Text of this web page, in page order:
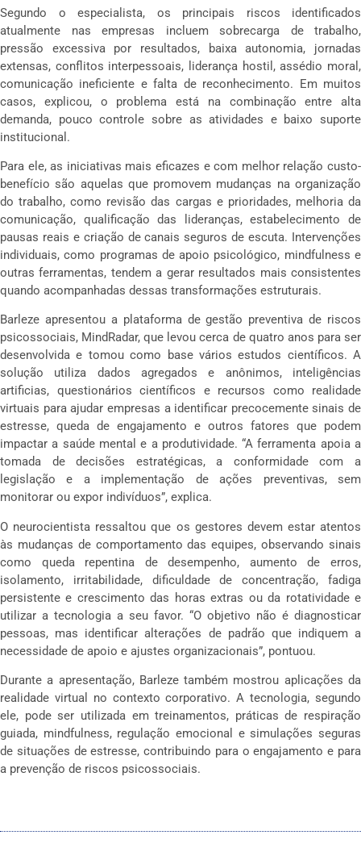
Segundo o especialista, os principais riscos identificados
atualmente nas empresas incluem sobrecarga de trabalho,
pressão excessiva por resultados, baixa autonomia, jornadas
extensas, conflitos interpessoais, liderança hostil, assédio moral,
comunicação ineficiente e falta de reconhecimento. Em muitos
casos, explicou, o problema está na combinação entre alta
demanda, pouco controle sobre as atividades e baixo suporte
institucional.
Para ele, as iniciativas mais eficazes e com melhor relação custo-
benefício são aquelas que promovem mudanças na organização
do trabalho, como revisão das cargas e prioridades, melhoria da
comunicação, qualificação das lideranças, estabelecimento de
pausas reais e criação de canais seguros de escuta. Intervenções
individuais, como programas de apoio psicológico, mindfulness e
outras ferramentas, tendem a gerar resultados mais consistentes
quando acompanhadas dessas transformações estruturais.
Barleze apresentou a plataforma de gestão preventiva de riscos
psicossociais, MindRadar, que levou cerca de quatro anos para ser
desenvolvida e tomou como base vários estudos científicos. A
solução utiliza dados agregados e anônimos, inteligências
artificias, questionários científicos e recursos como realidade
virtuais para ajudar empresas a identificar precocemente sinais de
estresse, queda de engajamento e outros fatores que podem
impactar a saúde mental e a produtividade. “A ferramenta apoia a
tomada de decisões estratégicas, a conformidade com a
legislação e a implementação de ações preventivas, sem
monitorar ou expor indivíduos”, explica.
O neurocientista ressaltou que os gestores devem estar atentos
às mudanças de comportamento das equipes, observando sinais
como queda repentina de desempenho, aumento de erros,
isolamento, irritabilidade, dificuldade de concentração, fadiga
persistente e crescimento das horas extras ou da rotatividade e
utilizar a tecnologia a seu favor. “O objetivo não é diagnosticar
pessoas, mas identificar alterações de padrão que indiquem a
necessidade de apoio e ajustes organizacionais”, pontuou.
Durante a apresentação, Barleze também mostrou aplicações da
realidade virtual no contexto corporativo. A tecnologia, segundo
ele, pode ser utilizada em treinamentos, práticas de respiração
guiada, mindfulness, regulação emocional e simulações seguras
de situações de estresse, contribuindo para o engajamento e para
a prevenção de riscos psicossociais.